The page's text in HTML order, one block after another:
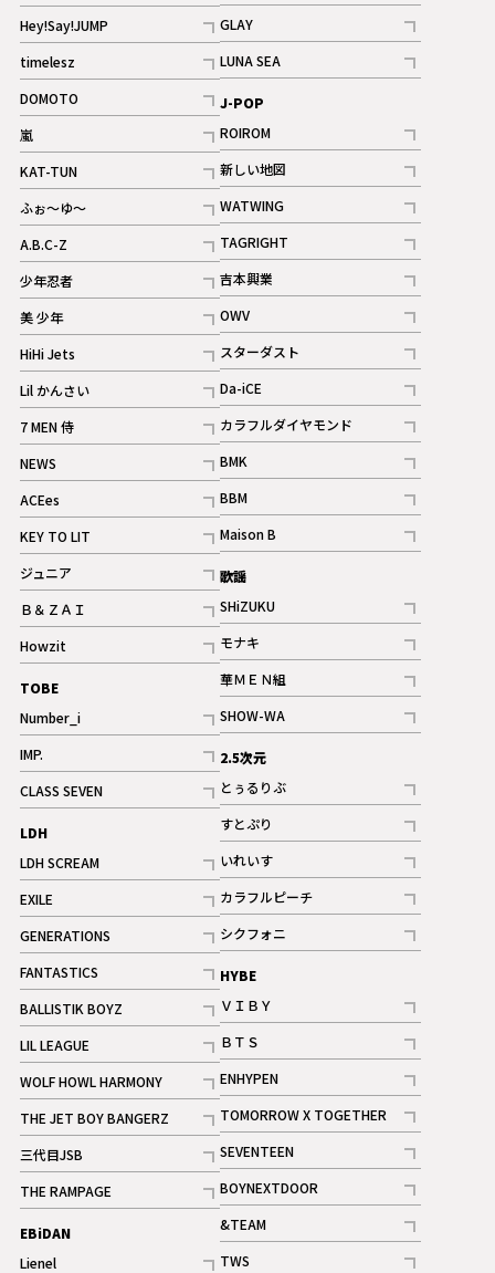
記事
ギャラリー
Hey!Say!JUMP
記事
timelesz
記事
DOMOTO
記事
嵐
記事
KAT-TUN
記事
ふぉ～ゆ～
記事
A.B.C-Z
記事
ギャラリー
少年忍者
記事
美 少年
記事
HiHi Jets
記事
Lil かんさい
記事
7 MEN 侍
記事
NEWS
記事
ACEes
記事
KEY TO LIT
記事
ジュニア
記事
Ｂ＆ＺＡＩ
記事
Howzit
記事
TOBE
Number_i
記事
IMP.
記事
CLASS SEVEN
記事
LDH
LDH SCREAM
記事
EXILE
記事
GENERATIONS
記事
FANTASTICS
記事
BALLISTIK BOYZ
記事
LIL LEAGUE
記事
WOLF HOWL HARMONY
記事
THE JET BOY BANGERZ
記事
三代目JSB
記事
THE RAMPAGE
記事
ギャラリー
EBiDAN
Lienel
記事
GLAY
記事
LUNA SEA
記事
J-POP
ROIROM
記事
新しい地図
記事
WATWING
記事
TAGRIGHT
記事
吉本興業
記事
OWV
記事
ギャラリー
スターダスト
記事
Da-iCE
記事
カラフルダイヤモンド
記事
BMK
記事
BBM
記事
ギャラリー
Maison B
記事
歌謡
SHiZUKU
記事
モナキ
記事
華ＭＥＮ組
記事
SHOW-WA
記事
2.5次元
とぅるりぶ
記事
すとぷり
記事
ギャラリー
いれいす
記事
ギャラリー
カラフルピーチ
記事
シクフォニ
記事
HYBE
ＶＩＢＹ
記事
ＢＴＳ
記事
ENHYPEN
記事
TOMORROW X TOGETHER
記事
ギャラリー
SEVENTEEN
記事
BOYNEXTDOOR
記事
&TEAM
記事
TWS